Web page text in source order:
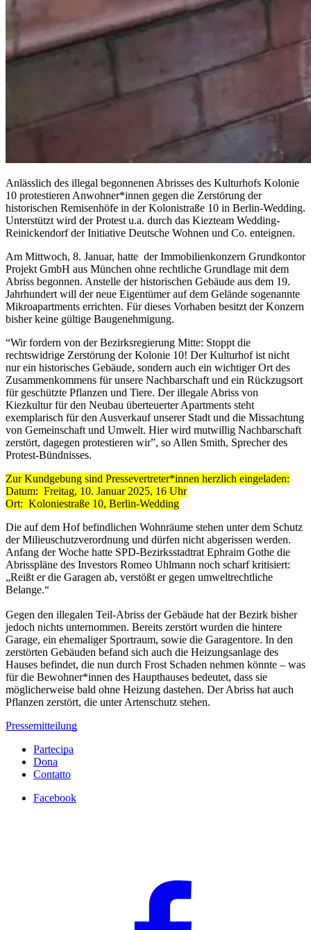
Anlässlich des illegal begonnenen Abrisses des Kulturhofs Kolonie
10 protestieren Anwohner*innen gegen die Zerstörung der
historischen Remisenhöfe in der Kolonistraße 10 in Berlin-Wedding.
Unterstützt wird der Protest u.a. durch das Kiezteam Wedding-
Reinickendorf der Initiative Deutsche Wohnen und Co. enteignen.
Am Mittwoch, 8. Januar, hatte der Immobilienkonzern Grundkontor
Projekt GmbH aus München ohne rechtliche Grundlage mit dem
Abriss begonnen. Anstelle der historischen Gebäude aus dem 19.
Jahrhundert will der neue Eigentümer auf dem Gelände sogenannte
Mikroapartments errichten. Für dieses Vorhaben besitzt der Konzern
bisher keine gültige Baugenehmigung.
“Wir fordern von der Bezirksregierung Mitte: Stoppt die
rechtswidrige Zerstörung der Kolonie 10! Der Kulturhof ist nicht
nur ein historisches Gebäude, sondern auch ein wichtiger Ort des
Zusammenkommens für unsere Nachbarschaft und ein Rückzugsort
für geschützte Pflanzen und Tiere. Der illegale Abriss von
Kiezkultur für den Neubau überteuerter Apartments steht
exemplarisch für den Ausverkauf unserer Stadt und die Missachtung
von Gemeinschaft und Umwelt. Hier wird mutwillig Nachbarschaft
zerstört, dagegen protestieren wir”, so Allen Smith, Sprecher des
Protest-Bündnisses.
Zur Kundgebung sind Pressevertreter*innen herzlich eingeladen:
Datum: Freitag, 10. Januar 2025, 16 Uhr
Ort: Koloniestraße 10, Berlin-Wedding
Die auf dem Hof befindlichen Wohnräume stehen unter dem Schutz
der Milieuschutzverordnung und dürfen nicht abgerissen werden.
Anfang der Woche hatte SPD-Bezirksstadtrat Ephraim Gothe die
Abrisspläne des Investors Romeo Uhlmann noch scharf kritisiert:
„Reißt er die Garagen ab, verstößt er gegen umweltrechtliche
Belange.“
Gegen den illegalen Teil-Abriss der Gebäude hat der Bezirk bisher
jedoch nichts unternommen. Bereits zerstört wurden die hintere
Garage, ein ehemaliger Sportraum, sowie die Garagentore. In den
zerstörten Gebäuden befand sich auch die Heizungsanlage des
Hauses befindet, die nun durch Frost Schaden nehmen könnte – was
für die Bewohner*innen des Haupthauses bedeutet, dass sie
möglicherweise bald ohne Heizung dastehen. Der Abriss hat auch
Pflanzen zerstört, die unter Artenschutz stehen.
Pressemitteilung
Partecipa
Dona
Contatto
Facebook